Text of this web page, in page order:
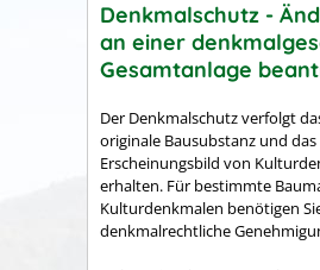
Denkmalschutz -
an einer
Gesamtanlage
Der Denkmalschutz verfolgt
originale Bausubstanz und
Erscheinungsbild von
erhalten. Für bestimmte
Kulturdenkmalen benötigen
denkmalrechtliche